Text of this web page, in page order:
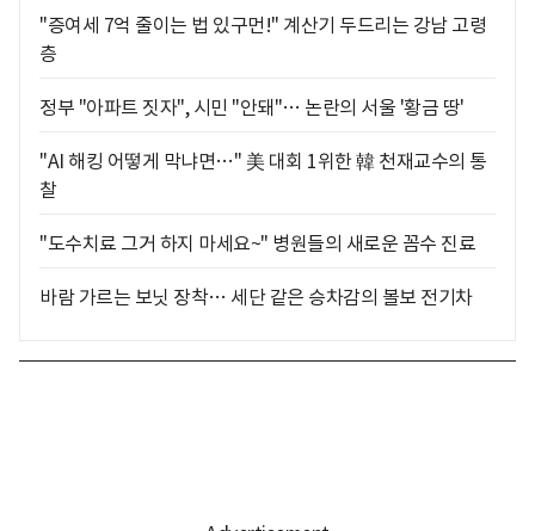
"증여세 7억 줄이는 법 있구먼!" 계산기 두드리는 강남 고령
층
정부 "아파트 짓자", 시민 "안돼"… 논란의 서울 '황금 땅'
"AI 해킹 어떻게 막냐면…" 美 대회 1위한 韓 천재교수의 통
찰
"도수치료 그거 하지 마세요~" 병원들의 새로운 꼼수 진료
바람 가르는 보닛 장착… 세단 같은 승차감의 볼보 전기차